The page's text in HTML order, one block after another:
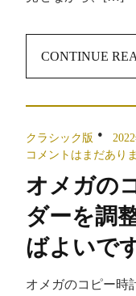
CONTINUE
クラシック版
コメントはまだあり
オメガの
ダーを調
ばよいで
オメガのコピー時